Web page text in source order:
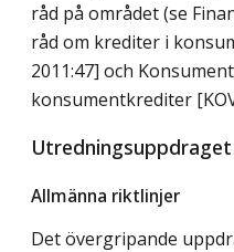
råd på området (se
råd om krediter i
2011:47] och
konsumentkrediter
Utredningsuppdraget
Allmänna riktlinjer
Det övergripande